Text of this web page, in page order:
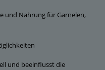
und Nahrung für Garnelen,
und beeinflusst die